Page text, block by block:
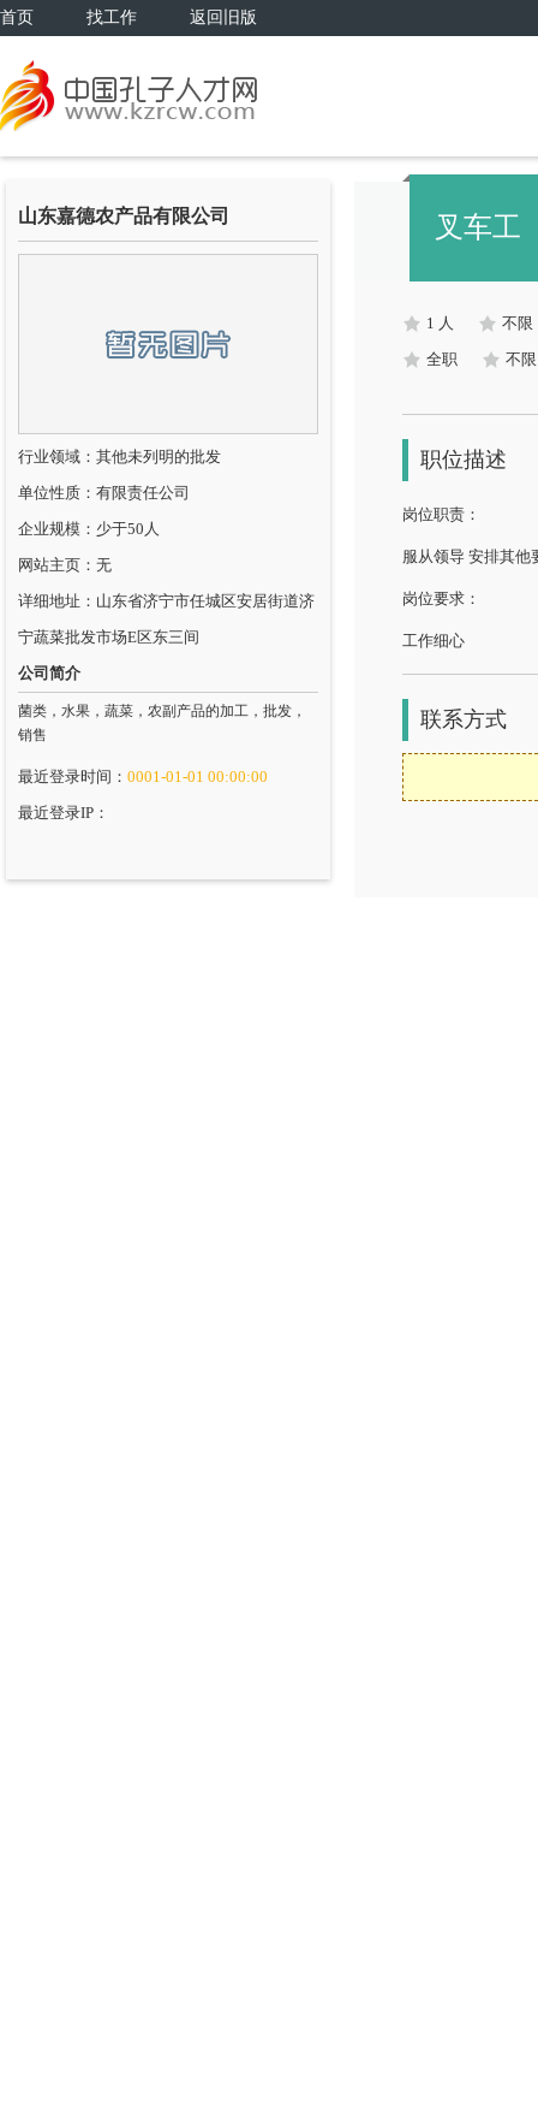
首页 找工作 返回旧版
山东嘉德农产品有限公司
行业领域：其他未列明的批发
单位性质：有限责任公司
企业规模：少于50人
网站主页：无
详细地址：山东省济宁市任城区安居街道济
宁蔬菜批发市场E区东三间
公司简介
菌类，水果，蔬菜，农副产品的加工，批发，
销售
最近登录时间： 0001-01-01 00:00:00
最近登录IP：
叉车工
1 人
不限
全职
不限
职位描述
岗位职责：
服从领导 安排其他
岗位要求：
工作细心
联系方式